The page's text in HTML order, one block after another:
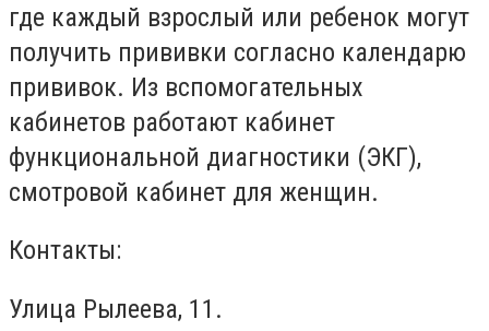
где каждый взрослый или ребенок могут
получить прививки согласно календарю
прививок. Из вспомогательных
кабинетов работают кабинет
функциональной диагностики (ЭКГ),
смотровой кабинет для женщин.
Контакты:
Улица Рылеева, 11.